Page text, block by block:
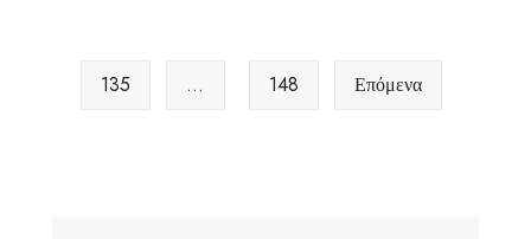
135 … 148 Επόμενα